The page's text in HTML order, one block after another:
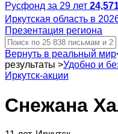
Русфонд за 29 лет
Иркутская область в
Презентация региона
Вернуть в реальный мир
результаты >Удобно и
Иркутск-акции
Снежана